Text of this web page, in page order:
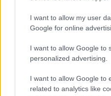
I want to allow my user
Google for online
I want to allow Google to
personalized advertising.
I want to allow Google to
related to analytics like
Gyárleállításokkal és
STRABAG